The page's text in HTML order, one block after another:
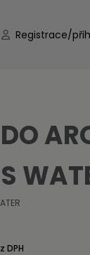
Registrace/
DPH